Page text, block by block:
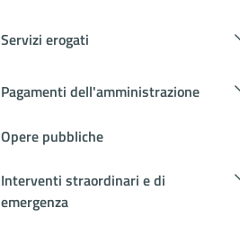
Servizi erogati
Pagamenti dell'amministrazione
Opere pubbliche
Interventi straordinari e di
emergenza